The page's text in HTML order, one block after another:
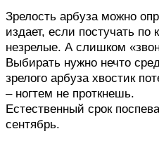
Зрелость арбуза можно
издает, если постучать
незрелые. А слишком
Выбирать нужно нечто
зрелого арбуза хвостик
– ногтем не проткнешь.
Естественный срок
сентябрь.